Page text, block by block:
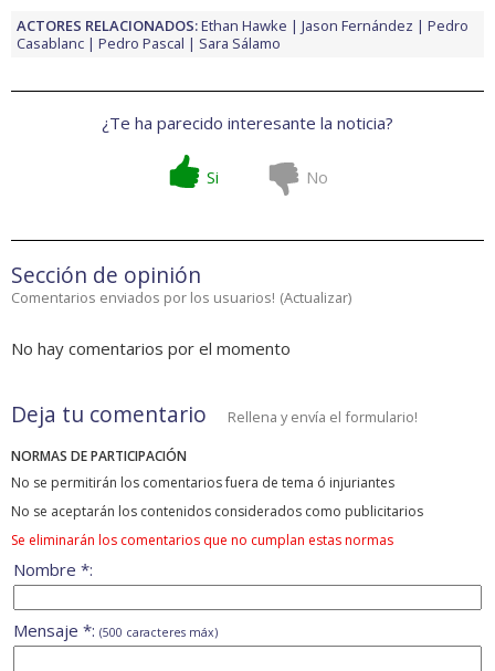
ACTORES RELACIONADOS:Ethan Hawke Jason Fernández
Pedro
Casablanc
Pedro Pascal Sara Sálamo
¿Te ha parecido interesante la noticia?
Si No
Sección de opinión
Comentarios enviados por los usuarios! (Actualizar)
No hay comentarios por el momento
Deja tu comentario Rellena y envía el formulario!
NORMAS DE PARTICIPACIÓN
No se permitirán los comentarios fuera de tema ó injuriantes
No se aceptarán los contenidos considerados como publicitarios
Se eliminarán los comentarios que no cumplan estas normas
Nombre *:
Mensaje *: (500 caracteres máx)